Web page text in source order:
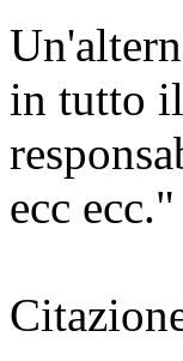
in tutto il
ecc ecc."